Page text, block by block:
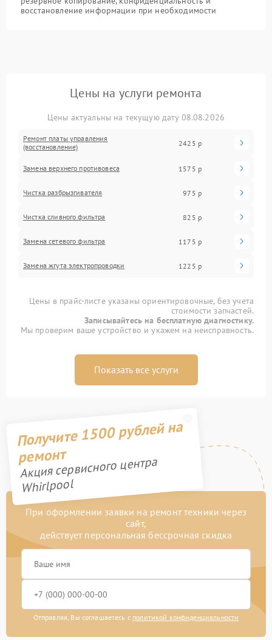
восстановление информации при необходимости
Цены на услуги ремонта
Цены актуальны на текущую дату 08.08.2026
Ремонт платы управления
(восстановление)
2425 р
Замена верхнего противовеса 1575 р
Чистка разбрызгивателя 975 р
Чистка сливного фильтра 825 р
Замена сетевого фильтра 1175 р
Замена жгута электропроводки 1225 р
Цены в прайс-листе указаны ориентировочные, без учета
стоимости запчастей.
Записывайтесь на бесплатную диагностику.
Мы проверим ваше устройство и укажем на неисправность.
Показать все услуги
Получите 1500 рублей на
ремонт
Акция сервисного центра
Whirlpool
При оформлении заявки на ремонт техники через
сайт,
действует персональная бессрочная скидка
Отправляя, Вы соглашаетесь с политикой конфиденциальности